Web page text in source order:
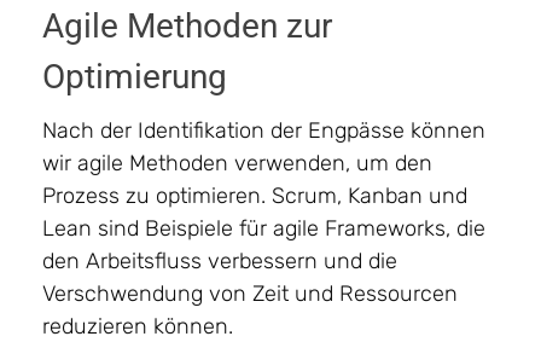
Agile Methoden zur
Optimierung
Nach der Identifikation der Engpässe können
wir agile Methoden verwenden, um den
Prozess zu optimieren. Scrum, Kanban und
Lean sind Beispiele für agile Frameworks, die
den Arbeitsfluss verbessern und die
Verschwendung von Zeit und Ressourcen
reduzieren können.